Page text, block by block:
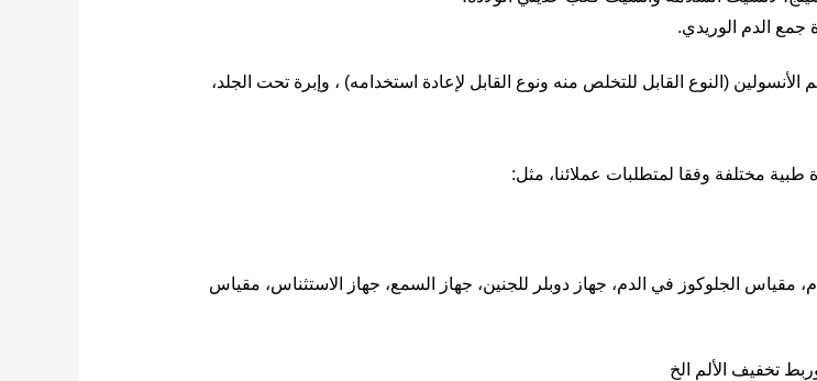
جمع الدم الوريدي.
(النوع القابل للتخلص منه ونوع القابل لإعادة استخدامه) ، وإبرة تحت الجلد،
مختلفة وفقا لمتطلبات عملائنا، مثل:
الجلوكوز في الدم، جهاز دوبلر للجنين، جهاز السمع، جهاز الاستثناس، مقياس
تخفيف الألم الخ